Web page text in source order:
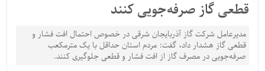
قطعی گاز صرفه‌جویی کنند
مدیرعامل شرکت گاز آذربایجان شرقی در خصوص احتمال افت فشار و
قطعی گاز هشدار داد، گفت: مردم استان حداقل با یک مترمکعب
صرفه‌جویی در مصرف گاز از افت فشار و قطعی جلوگیری کنند.